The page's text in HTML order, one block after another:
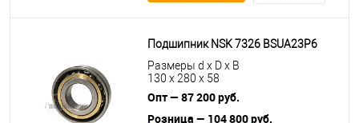
Подшипник NSK 7326 BSUA23P6
Размеры d x D x B
130 x 280 x 58
Опт — 87 200 руб.
Розница — 104 800 руб.